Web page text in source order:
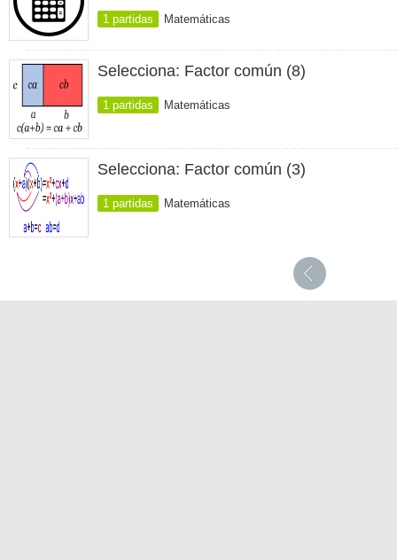
1 partidas Matemáticas
Selecciona: Factor común (8)
1 partidas Matemáticas
Selecciona: Factor común (3)
1 partidas Matemáticas